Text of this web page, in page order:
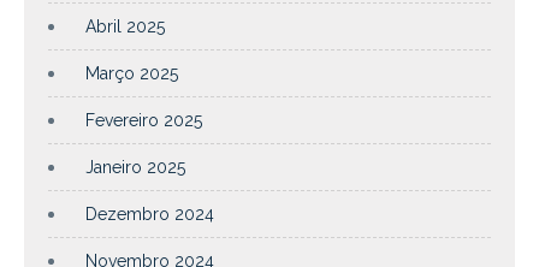
Abril 2025
Março 2025
Fevereiro 2025
Janeiro 2025
Dezembro 2024
Novembro 2024